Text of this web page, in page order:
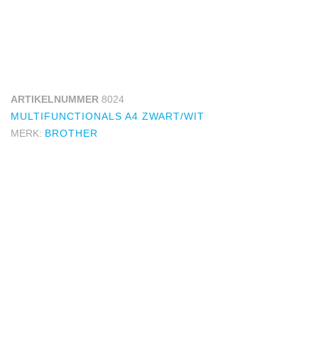
ARTIKELNUMMER 8024
MULTIFUNCTIONALS A4 ZWART/WIT
MERK: BROTHER